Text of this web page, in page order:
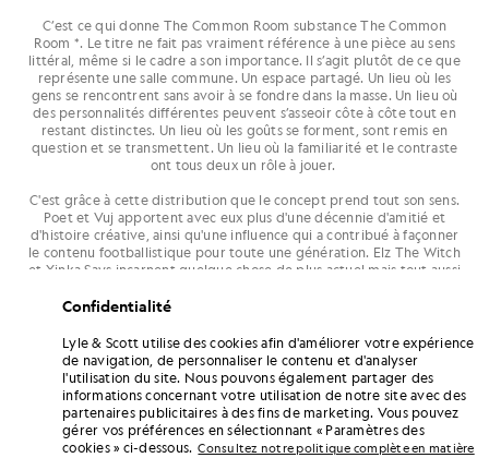
C’est ce qui donne The Common Room substance The Common
Room *. Le titre ne fait pas vraiment référence à une pièce au sens
littéral, même si le cadre a son importance. Il s’agit plutôt de ce que
représente une salle commune. Un espace partagé. Un lieu où les
gens se rencontrent sans avoir à se fondre dans la masse. Un lieu où
des personnalités différentes peuvent s’asseoir côte à côte tout en
restant distinctes. Un lieu où les goûts se forment, sont remis en
question et se transmettent. Un lieu où la familiarité et le contraste
ont tous deux un rôle à jouer.
C'est grâce à cette distribution que le concept prend tout son sens.
Poet et Vuj apportent avec eux plus d'une décennie d'amitié et
d'histoire créative, ainsi qu'une influence qui a contribué à façonner
le contenu footballistique pour toute une génération. Elz The Witch
et Yinka Says incarnent quelque chose de plus actuel mais tout aussi
tout aussi naturellement dans l'espace numérique. Par ailleurs, on
soutiennent des équipes différentes, des rivalités qui ajoutent de la
tension sans pour autant rompre le lien, et des relations qui ont
commencé de manière maladroite avant de se transformer en
quelque chose de plus solide. D’autres duos sont plus récents,
forgés par des cercles d’amis communs, des villes partagées et ce
genre d’alchimie naturelle qui ne nécessite pas beaucoup
d’explications.
Confidentialité
Lyle & Scott utilise des cookies afin d'améliorer votre expérience
de navigation, de personnaliser le contenu et d'analyser
l'utilisation du site. Nous pouvons également partager des
informations concernant votre utilisation de notre site avec des
partenaires publicitaires à des fins de marketing. Vous pouvez
gérer vos préférences en sélectionnant « Paramètres des
cookies » ci-dessous. Consultez notre politique complète en matière